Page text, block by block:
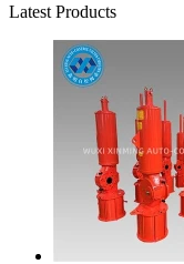
Latest Products